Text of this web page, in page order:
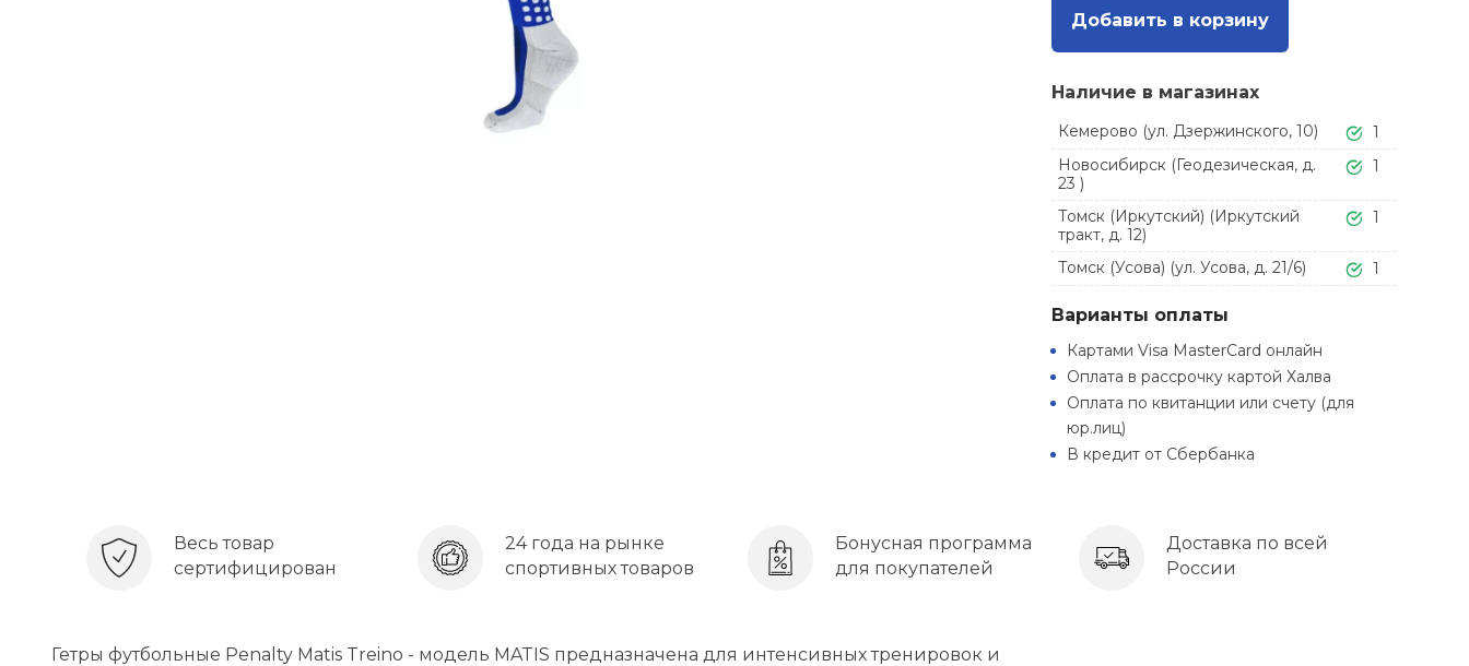
Добавить в корзину
Наличие в магазинах
Кемерово (ул. Дзержинского, 10)
1
Новосибирск (Геодезическая, д.
23 )
1
Томск (Иркутский) (Иркутский
тракт, д. 12)
1
Томск (Усова) (ул. Усова, д. 21/6) 1
Варианты оплаты
Картами Visa MasterCard онлайн
Оплата в рассрочку картой Халва
Оплата по квитанции или счету (для
юр.лиц)
В кредит от Сбербанка
Весь товар
сертифицирован
24 года на рынке
спортивных товаров
Бонусная программа
для покупателей
Доставка по всей
России
Гетры футбольные Penalty Matis Treino - модель MATIS предназначена для интенсивных тренировок и